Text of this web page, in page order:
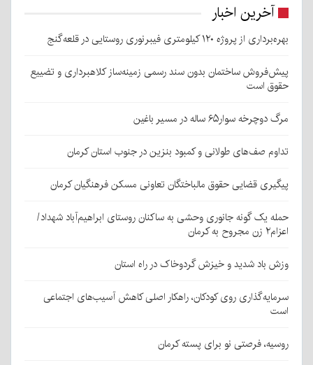
آخرین اخبار
بهره‌برداری از پروژه ۱۲۰ کیلومتری فیبرنوری روستایی در قلعه‌گنج
پیش‌فروش ساختمان بدون سند رسمی زمینه‌ساز کلاهبرداری و تضییع
حقوق است
مرگ دوچرخه سوار۶۵ ساله در مسیر باغین
تداوم صف‌های طولانی و کمبود بنزین در جنوب استان کرمان
پیگیری قضایی حقوق مالباختگان تعاونی مسکن فرهنگیان کرمان
حمله یک گونه جانوری وحشی به ساکنان روستای ابراهیم‌آباد شهداد/
اعزام۲ زن مجروح به کرمان
وزش باد شدید و خیزش گردوخاک در راه استان
سرمایه‌گذاری روی کودکان، راهکار اصلی کاهش آسیب‌های اجتماعی
است
روسیه، فرصتی نو برای پسته کرمان